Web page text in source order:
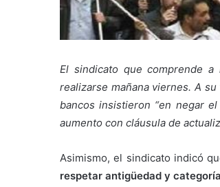
El sindicato que comprende
realizarse mañana viernes. A
bancos insistieron “en negar
aumento con cláusula de
Asimismo, el sindicato indicó
respetar antigüedad y